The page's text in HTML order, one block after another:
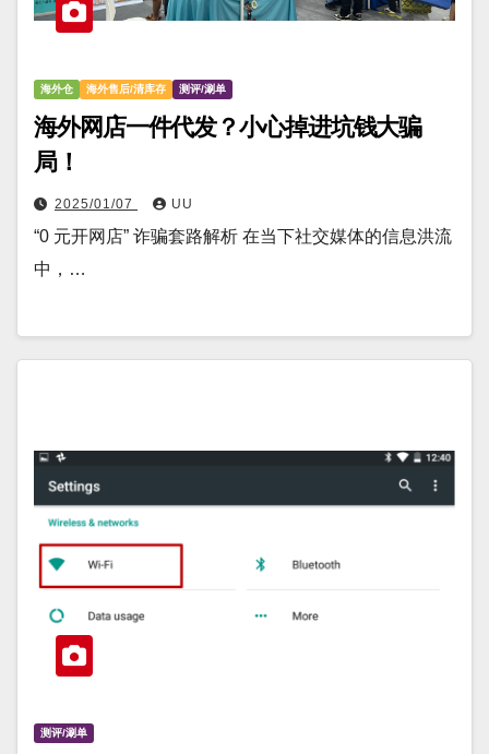
海外仓 海外售后/清库存 测评/涮单
海外网店一件代发？小心掉进坑钱大骗
局！
2025/01/07 UU
“0 元开网店” 诈骗套路解析 在当下社交媒体的信息洪流
中，…
测评/涮单